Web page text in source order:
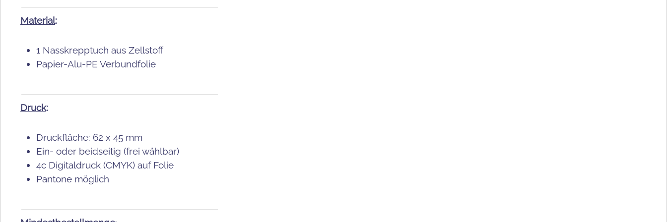
Material:
1 Nasskrepptuch aus Zellstoff
Papier-Alu-PE Verbundfolie
Druck:
Druckfläche: 62 x 45 mm
Ein- oder beidseitig (frei wählbar)
4c Digitaldruck (CMYK) auf Folie
Pantone möglich